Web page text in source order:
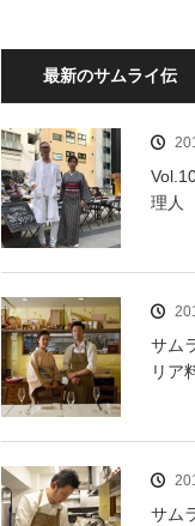
最新のサムライ伝
理人
サム
リア
サム